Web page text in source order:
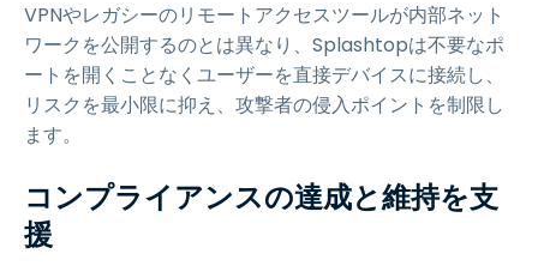
VPNやレガシーのリモートアクセスツールが内部ネット
ワークを公開するのとは異なり、Splashtopは不要なポ
ートを開くことなくユーザーを直接デバイスに接続し、
リスクを最小限に抑え、攻撃者の侵入ポイントを制限し
ます。
コンプライアンスの達成と維持を支
援